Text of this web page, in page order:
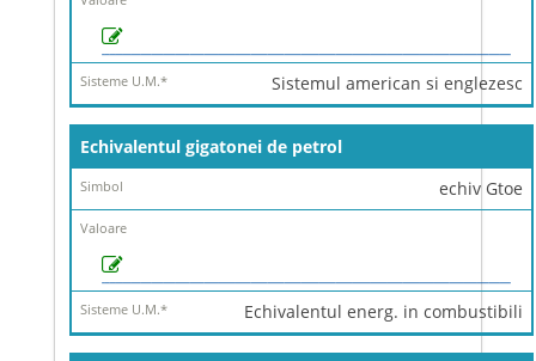
Sistemul american si englezesc
Echivalentul gigatonei de petrol
echiv Gtoe
Echivalentul energ. in combustibili